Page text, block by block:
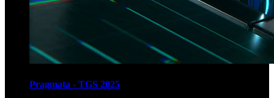
Pragmata - TGS 2025